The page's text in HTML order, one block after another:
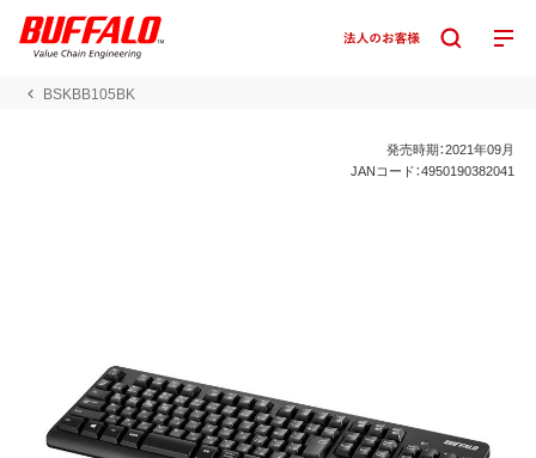
BSKBB105BK
発売時期：2021年09月
JANコード：4950190382041